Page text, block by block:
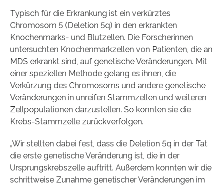
Typisch für die Erkrankung ist ein verkürztes
Chromosom 5 (Deletion 5q) in den erkrankten
Knochenmarks- und Blutzellen. Die Forscherinnen
untersuchten Knochenmarkzellen von Patienten, die an
MDS erkrankt sind, auf genetische Veränderungen. Mit
einer speziellen Methode gelang es ihnen, die
Verkürzung des Chromosoms und andere genetische
Veränderungen in unreifen Stammzellen und weiteren
Zellpopulationen darzustellen. So konnten sie die
Krebs-Stammzelle zurückverfolgen.
„Wir stellten dabei fest, dass die Deletion 5q in der Tat
die erste genetische Veränderung ist, die in der
Ursprungskrebszelle auftritt. Außerdem konnten wir die
schrittweise Zunahme genetischer Veränderungen im